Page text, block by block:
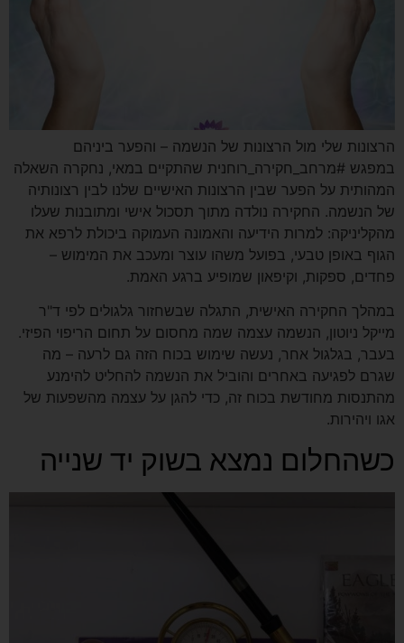
הרצונות שלי מול הרצונות של הנשמה – והפער ביניהם
במפגש #מרחב_חקירה_רוחנית שהתקיים במאי, נחקרה השאלה
המהותית על הפער שבין הרצונות האישיים שלנו לבין רצונותיה
של הנשמה. החקירה נולדה מתוך תסכול אישי ומתובנות שעלו
מהקליניקה: למרות הידיעה והאמונה העמוקה ביכולת לרפא את
הגוף באופן טבעי, בפועל משהו עוצר ומעכב את המימוש –
פחדים, ספקות, וקיפאון שמופיע ברגע האמת.
במהלך החקירה האישית, התגלה שבשחזור גלגולים לפי ד"ר
מייקל ניוטון, הנשמה עצמה שמה מחסום על תחום הריפוי הפיזי.
בעבר, בגלגול אחר, נעשה שימוש בכוח הזה גם לרעה – מה
שגרם לפגיעה באחרים והוביל את הנשמה להחליט להימנע
מהתנסות מחודשת בכוח זה, כדי להגן על עצמה מהשפעות של
אגו ויהירות.
כשהחלום נמצא בשוק יד שנייה